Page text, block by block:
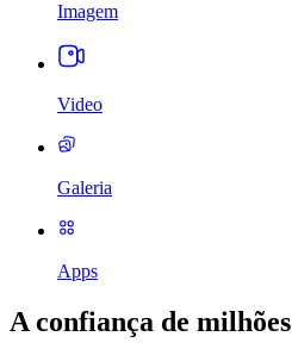
Imagem
Video
Galeria
Apps
A confiança de milhões